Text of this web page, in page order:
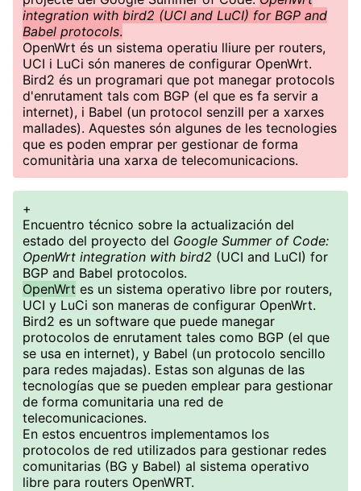
integration with bird2 (UCI and LuCI) for BGP and
Babel protocols.
OpenWrt és un sistema operatiu lliure per routers,
UCI i LuCi són maneres de configurar OpenWrt.
Bird2 és un programari que pot manegar protocols
d'enrutament tals com BGP (el que es fa servir a
internet), i Babel (un protocol senzill per a xarxes
mallades). Aquestes són algunes de les tecnologies
que es poden emprar per gestionar de forma
comunitària una xarxa de telecomunicacions.
+
Encuentro técnico sobre la actualización del
estado del proyecto del Google Summer of Code:
OpenWrt integration with bird2 (UCI and LuCI) for
BGP and Babel protocolos.
OpenWrt es un sistema operativo libre por routers,
UCI y LuCi son maneras de configurar OpenWrt.
Bird2 es un software que puede manegar
protocolos de enrutament tales como BGP (el que
se usa en internet), y Babel (un protocolo sencillo
para redes majadas). Estas son algunas de las
tecnologías que se pueden emplear para gestionar
de forma comunitaria una red de
telecomunicaciones.
En estos encuentros implementamos los
protocolos de red utilizados para gestionar redes
comunitarias (BG y Babel) al sistema operativo
libre para routers OpenWRT.